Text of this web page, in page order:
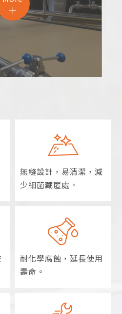
無縫設計，易清潔， 減
少細菌藏匿處。
耐化學腐蝕， 延長使用
壽命。